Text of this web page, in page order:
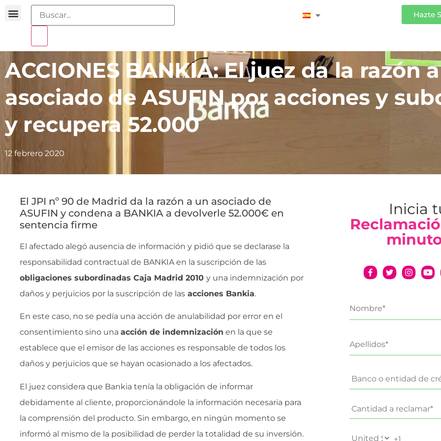
Hazte
ACCIONES BANKIA: El juez da la razón
asociado de ASUFIN por acciones y
y recupera 52.000
12 febrero 2020
El JPI nº 90 de Madrid da la razón a un asociado de
ASUFIN y condena a BANKIA a devolverle 52.000€ en
sentencia firme
El afectado alegó ausencia de información y pidió que se declarase la
responsabilidad contractual de BANKIA en la suscripción de las
obligaciones subordinadas Caja Madrid 2010 y una indemnización por
daños y perjuicios por la suscripción de las acciones Bankia.
En este caso, no se pedía una acción de anulabilidad por error en el
consentimiento sino una acción de indemnización en la que se
establece que el emisor de las acciones es responsable de todos los
daños y perjuicios que se hayan ocasionado a los afectados.
El juez considera que Bankia tenía la obligación de informar
debidamente al cliente, proporcionándole la información necesaria para
la comprensión del producto. Sin embargo, en ningún momento se
informó al mismo de la posibilidad de perder la totalidad de su inversión.
Inicia